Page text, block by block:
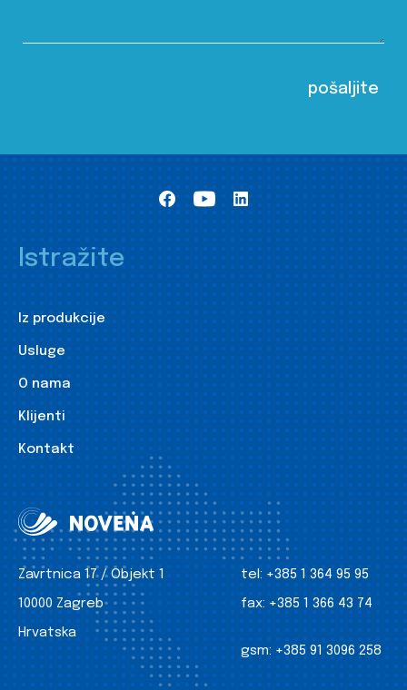
Istražite
Iz produkcije
Usluge
O nama
Klijenti
Kontakt
Zavrtnica 17 / Objekt 1
10000 Zagreb
Hrvatska
tel: +385 1 364 95 95
fax: +385 1 366 43 74
gsm: +385 91 3096 258